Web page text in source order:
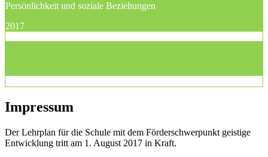
Persönlichkeit und soziale Beziehungen
2017
Impressum
Der Lehrplan für die Schule mit dem Förderschwerpunkt geistige
Entwicklung tritt am 1. August 2017 in Kraft.